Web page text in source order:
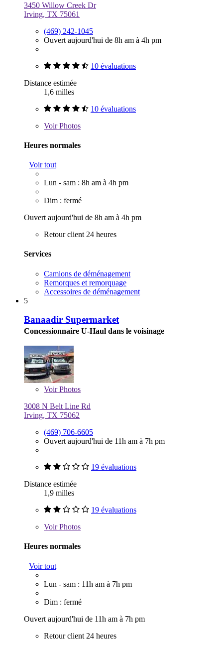
3450 Willow Creek Dr
Irving, TX 75061
(469) 242-1045
Ouvert aujourd'hui de 8h am à 4h pm
10 évaluations
Distance estimée
1,6 milles
10 évaluations
VoirPhotos
Heures normales
Voir tout
Lun - sam : 8h am à 4h pm
Dim : fermé
Ouvert aujourd'hui de 8h am à 4h pm
Retour client 24 heures
Services
Camions de déménagement
Remorques et remorquage
Accessoires de déménagement
5
Banaadir Supermarket
Concessionnaire U-Haul dans le voisinage
VoirPhotos
3008 N Belt Line Rd
Irving, TX 75062
(469) 706-6605
Ouvert aujourd'hui de 11h am à 7h pm
19 évaluations
Distance estimée
1,9 milles
19 évaluations
VoirPhotos
Heures normales
Voir tout
Lun - sam : 11h am à 7h pm
Dim : fermé
Ouvert aujourd'hui de 11h am à 7h pm
Retour client 24 heures